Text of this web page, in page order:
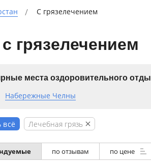
С грязелечением
грязелечением
места оздоровительного
Набережные Челны
всё Лечебная грязь
по отзывам по цене